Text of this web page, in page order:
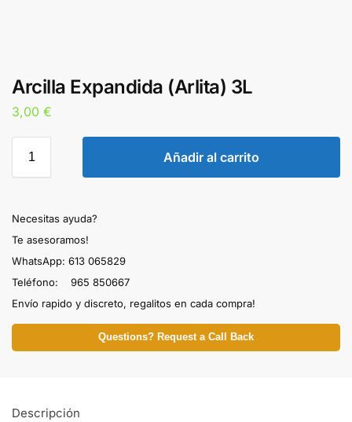
Arcilla Expandida (Arlita) 3L
3,00 €
Añadir al carrito
Necesitas ayuda?
Te asesoramos!
WhatsApp: 613 065829
Teléfono: 965 850667
Envío rapido y discreto, regalitos en cada compra!
Questions? Request a Call Back
Descripción